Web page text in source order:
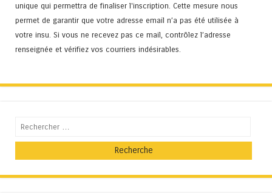
unique qui permettra de finaliser l'inscription. Cette mesure nous
permet de garantir que votre adresse email n’a pas été utilisée à
votre insu. Si vous ne recevez pas ce mail, contrôlez l’adresse
renseignée et vérifiez vos courriers indésirables.
Recherche